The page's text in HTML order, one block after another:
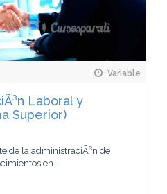
Variable
Laboral y
Superior)
de la administraciÃ³n de
en...